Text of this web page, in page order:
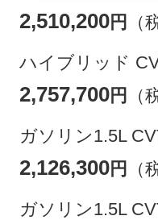
2,510,200円 （
ハイブリッド
2,757,700円 （
ガソリン1.5L
2,126,300円 （
ガソリン1.5L